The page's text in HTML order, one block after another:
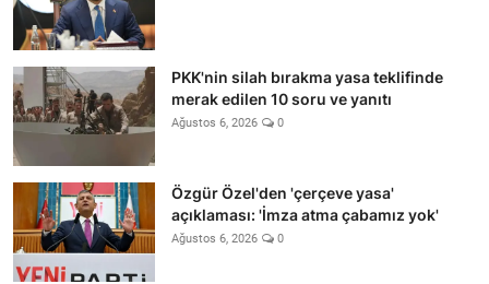
PKK'nin silah bırakma yasa teklifinde
merak edilen 10 soru ve yanıtı
Ağustos 6, 2026 0
Özgür Özel'den 'çerçeve yasa'
açıklaması: 'İmza atma çabamız yok'
Ağustos 6, 2026 0